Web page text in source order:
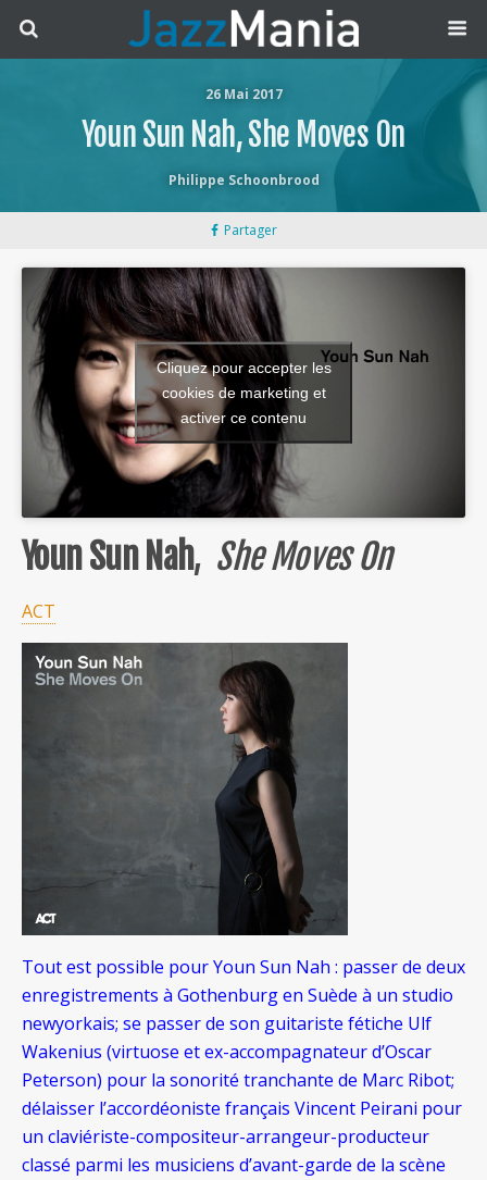
26 Mai 2017
Youn Sun Nah, She Moves On
Philippe Schoonbrood
Partager
Cliquez pour accepter les
cookies de marketing et
activer ce contenu
Youn Sun Nah, She Moves On
ACT
Tout est possible pour Youn Sun Nah : passer de deux
enregistrements à Gothenburg en Suède à un studio
newyorkais; se passer de son guitariste fétiche Ulf
Wakenius (virtuose et ex-accompagnateur d’Oscar
Peterson) pour la sonorité tranchante de Marc Ribot;
délaisser l’accordéoniste français Vincent Peirani pour
un claviériste-compositeur-arrangeur-producteur
classé parmi les musiciens d’avant-garde de la scène